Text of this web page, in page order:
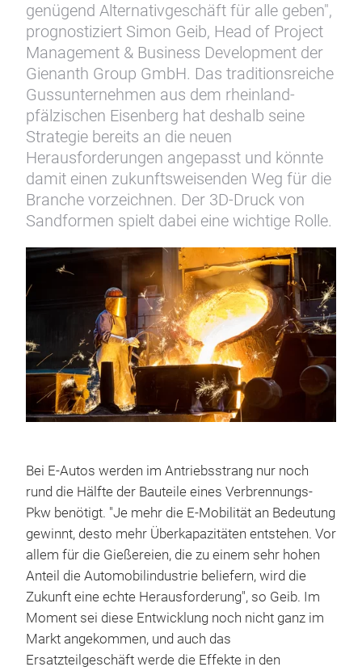
genügend Alternativgeschäft für alle geben",
prognostiziert Simon Geib, Head of Project
Management & Business Development der
Gienanth Group GmbH. Das traditionsreiche
Gussunternehmen aus dem rheinland-
pfälzischen Eisenberg hat deshalb seine
Strategie bereits an die neuen
Herausforderungen angepasst und könnte
damit einen zukunftsweisenden Weg für die
Branche vorzeichnen. Der 3D-Druck von
Sandformen spielt dabei eine wichtige Rolle.
Bei E-Autos werden im Antriebsstrang nur noch
rund die Hälfte der Bauteile eines Verbrennungs-
Pkw benötigt. "Je mehr die E-Mobilität an Bedeutung
gewinnt, desto mehr Überkapazitäten entstehen. Vor
allem für die Gießereien, die zu einem sehr hohen
Anteil die Automobilindustrie beliefern, wird die
Zukunft eine echte Herausforderung", so Geib. Im
Moment sei diese Entwicklung noch nicht ganz im
Markt angekommen, und auch das
Ersatzteilgeschäft werde die Effekte in den